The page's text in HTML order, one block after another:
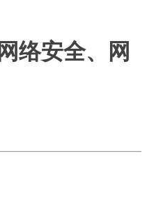
络安全、网